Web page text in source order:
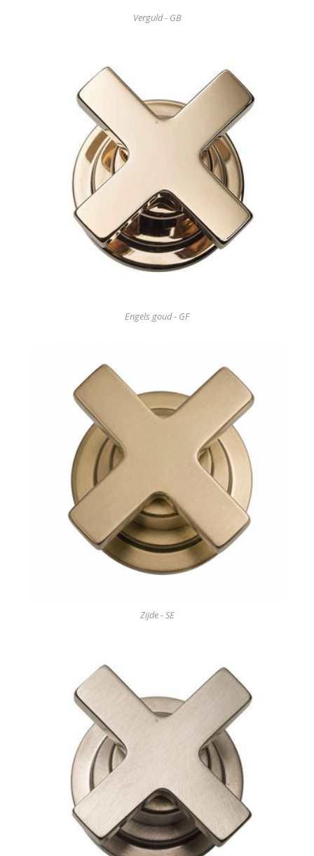
Verguld - GB
Engels goud - GF
Zijde - SE